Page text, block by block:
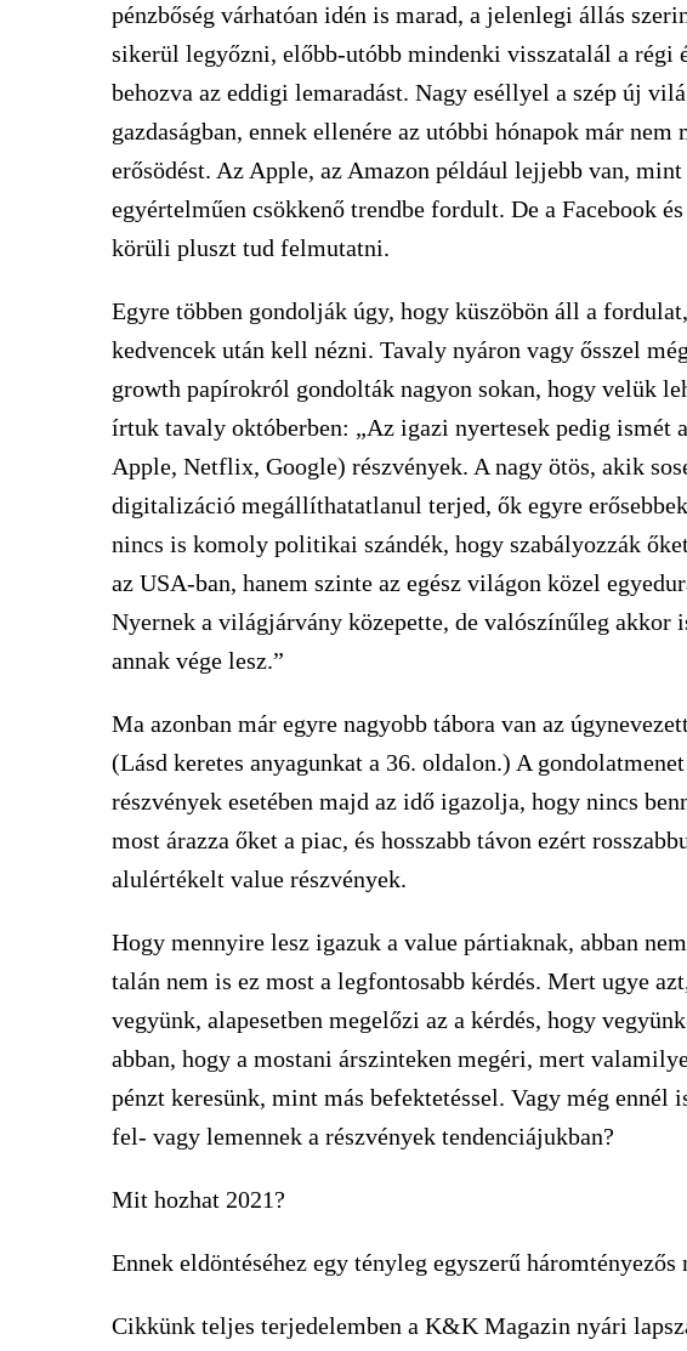
pénzbőség várhatóan idén is marad, a jelenlegi állás
sikerül legyőzni, előbb-utóbb mindenki visszatalál a régi
behozva az eddigi lemaradást. Nagy eséllyel a szép új
gazdaságban, ennek ellenére az utóbbi hónapok már
erősödést. Az Apple, az Amazon például lejjebb van, mint
egyértelműen csökkenő trendbe fordult. De a Facebook
körüli pluszt tud felmutatni.
Egyre többen gondolják úgy, hogy küszöbön áll a
kedvencek után kell nézni. Tavaly nyáron vagy ősszel
growth papírokról gondolták nagyon sokan, hogy velük
írtuk tavaly októberben: „Az igazi nyertesek pedig ismét
Apple, Netflix, Google) részvények. A nagy ötös, akik
digitalizáció megállíthatatlanul terjed, ők egyre
nincs is komoly politikai szándék, hogy szabályozzák
az USA-ban, hanem szinte az egész világon közel
Nyernek a világjárvány közepette, de valószínűleg akkor
annak vége lesz.”
Ma azonban már egyre nagyobb tábora van az
(Lásd keretes anyagunkat a 36. oldalon.) A
részvények esetében majd az idő igazolja, hogy nincs
most árazza őket a piac, és hosszabb távon ezért
alulértékelt value részvények.
Hogy mennyire lesz igazuk a value pártiaknak, abban
talán nem is ez most a legfontosabb kérdés. Mert ugye
vegyünk, alapesetben megelőzi az a kérdés, hogy
abban, hogy a mostani árszinteken megéri, mert
pénzt keresünk, mint más befektetéssel. Vagy még
fel- vagy lemennek a részvények tendenciájukban?
Mit hozhat 2021?
Ennek eldöntéséhez egy tényleg egyszerű
Cikkünk teljes terjedelemben a K&K Magazin nyári